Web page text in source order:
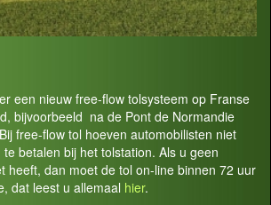
een nieuw free-flow tolsysteem op Franse
bijvoorbeeld na de Pont de Normandie
free-flow tol hoeven automobilisten niet
betalen bij het tolstation. Als u geen
heeft, dan moet de tol on-line binnen 72 uur
dat leest u allemaal hier.